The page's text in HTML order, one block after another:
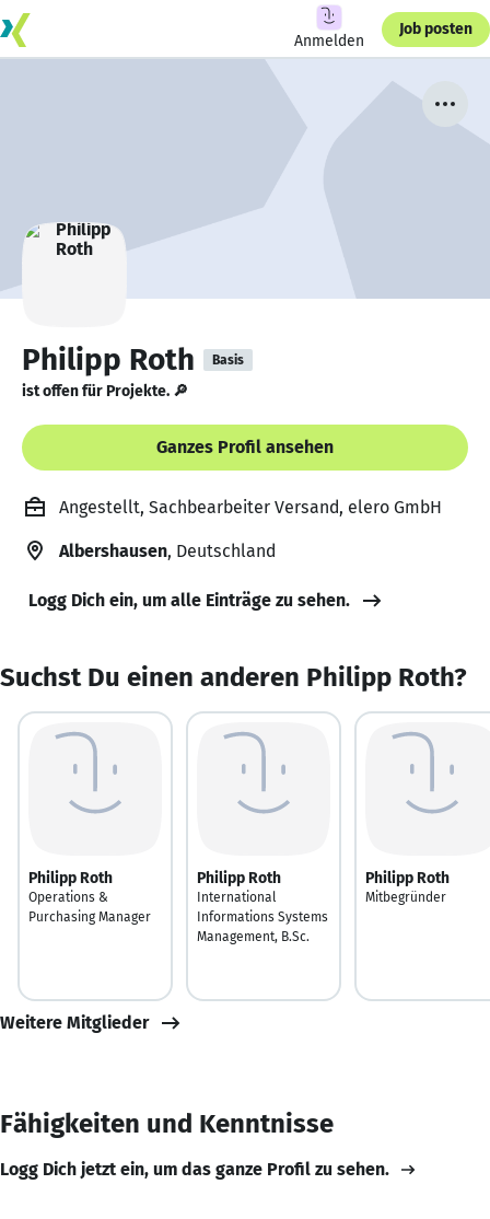
Anmelden
Job posten
Philipp Roth Basis
ist offen für Projekte. 🔎
Ganzes Profil ansehen
Angestellt, Sachbearbeiter Versand, elero GmbH
Albershausen, Deutschland
Logg Dich ein, um alle Einträge zu sehen.
Suchst Du einen anderen Philipp Roth?
Philipp Roth
Operations &
Purchasing Manager
Philipp Roth
International
Informations Systems
Management, B.Sc.
Philipp Roth
Mitbegründer
Weitere Mitglieder
Fähigkeiten und Kenntnisse
Logg Dich jetzt ein, um das ganze Profil zu sehen.